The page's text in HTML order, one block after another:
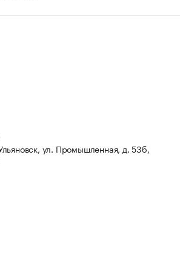
ул. Промышленная, д. 53б,